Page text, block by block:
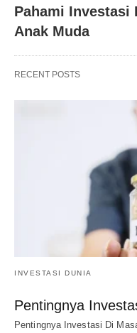
Pahami Investasi
Anak Muda
RECENT POSTS
INVESTASI DUNIA
Pentingnya
Pentingnya Investasi Di